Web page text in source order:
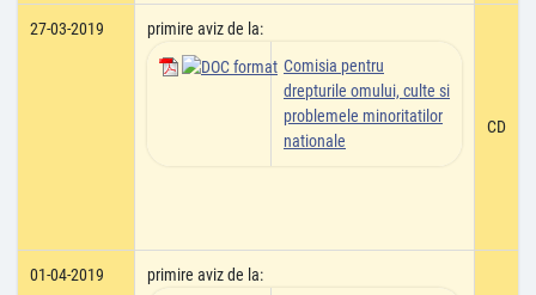
27-03-2019
primire aviz de la:
Comisia pentru
drepturile omului, culte si
problemele minoritatilor
nationale
CD
01-04-2019
primire aviz de la: